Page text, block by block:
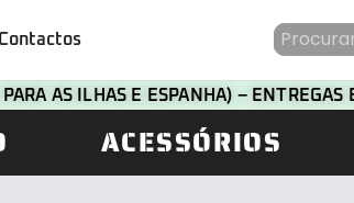
Contactos
AS ILHAS E ESPANHA) –
ACESSÓRIOS